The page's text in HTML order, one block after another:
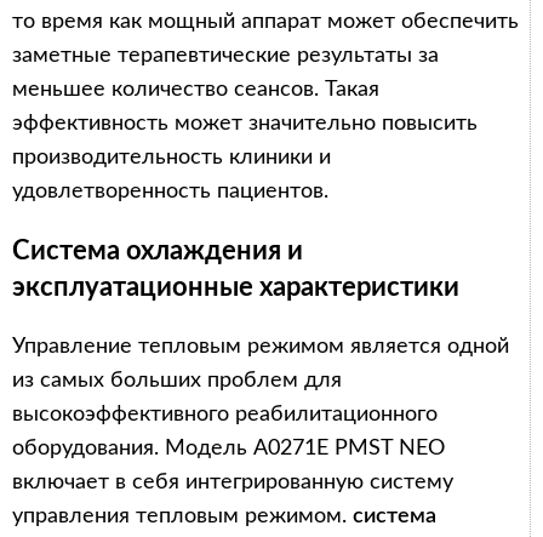
то время как мощный аппарат может обеспечить
заметные терапевтические результаты за
меньшее количество сеансов. Такая
эффективность может значительно повысить
производительность клиники и
удовлетворенность пациентов.
Система охлаждения и
эксплуатационные характеристики
Управление тепловым режимом является одной
из самых больших проблем для
высокоэффективного реабилитационного
оборудования. Модель A0271E PMST NEO
включает в себя интегрированную систему
управления тепловым режимом. система